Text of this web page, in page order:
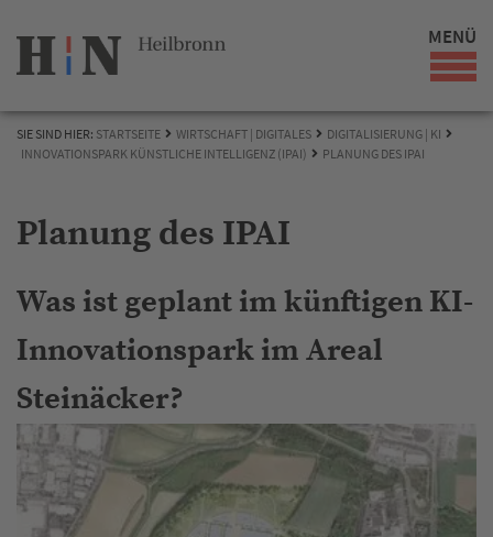
MENÜ
SIE SIND HIER: STARTSEITE WIRTSCHAFT | DIGITALES
DIGITALISIERUNG | KI
INNOVATIONSPARK KÜNSTLICHE INTELLIGENZ (IPAI)
PLANUNG DES IPAI
Planung des IPAI
Was ist geplant im künftigen KI-
Innovationspark im Areal
Steinäcker?